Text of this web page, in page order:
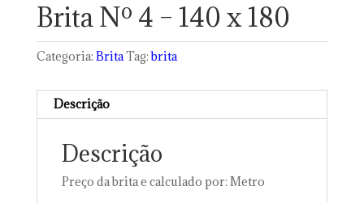
Brita Nº 4 – 140 x 180
Categoria: BritaTag:brita
Descrição
Descrição
Preço da brita e calculado por: Metro